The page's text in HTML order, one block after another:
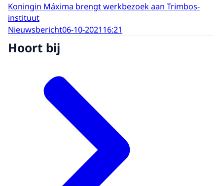
Koningin Máxima brengt werkbezoek aan Trimbos-
instituut
Nieuwsbericht06-10-202116:21
Hoort bij